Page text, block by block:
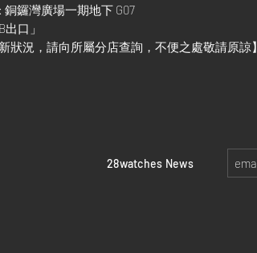
銅鑼灣廣場一期地下 G07
出口」
新狀況，請向所屬分店查詢，不便之處敬請原諒】
​28watches News